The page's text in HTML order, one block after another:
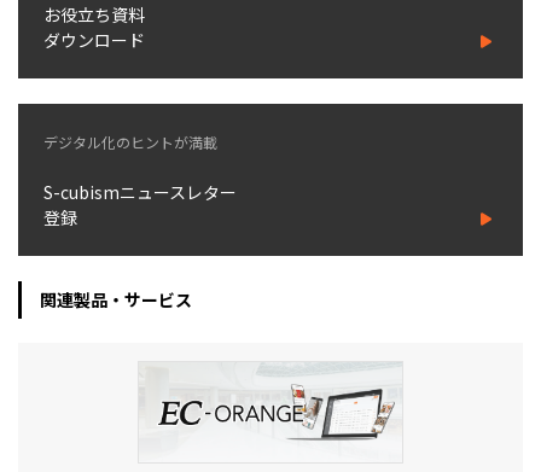
お役立ち資料
ダウンロード
デジタル化のヒントが満載
S-cubismニュースレター
登録
関連製品・サービス